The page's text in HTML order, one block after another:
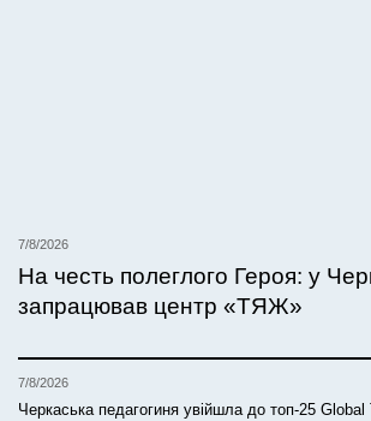
7/8/2026
На честь полеглого Героя: у
запрацював центр «ТЯЖ»
7/8/2026
Черкаська педагогиня увійшла до топ-25